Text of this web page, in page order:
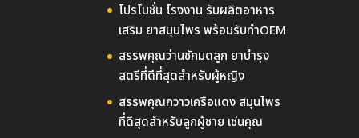
โปรโมชั่น โรงงาน รับผลิตอาหาร
เสริม ยาสมุนไพร พร้อมรับทำOEM
สรรพคุณว่านชักมดลูก ยาบำรุง
สตรีที่ดีที่สุดสำหรับผู้หญิง
สรรพคุณกวาวเครือแดง สมุนไพร
ที่ดีสุดสำหรับลูกผู้ชาย เช่นคุณ